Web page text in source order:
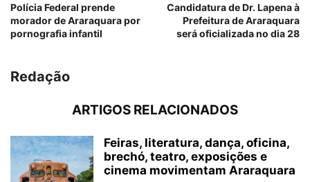
Polícia Federal prende
morador de Araraquara por
pornografia infantil
Candidatura de Dr. Lapena à
Prefeitura de Araraquara
será oficializada no dia 28
Redação
ARTIGOS RELACIONADOS
Feiras, literatura, dança, oficina,
brechó, teatro, exposições e
cinema movimentam Araraquara